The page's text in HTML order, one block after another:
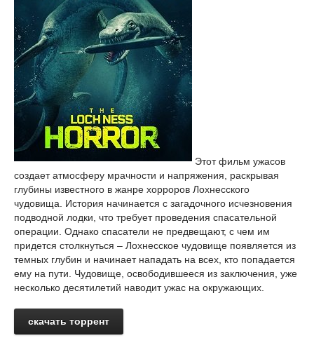
Этот фильм ужасов
создает атмосферу мрачности и напряжения, раскрывая
глубины известного в жанре хорроров Лохнесского
чудовища. История начинается с загадочного исчезновения
подводной лодки, что требует проведения спасательной
операции. Однако спасатели не предвещают, с чем им
придется столкнуться – Лохнесское чудовище появляется из
темных глубин и начинает нападать на всех, кто попадается
ему на пути. Чудовище, освободившееся из заключения, уже
несколько десятилетий наводит ужас на окружающих.
скачать торрент